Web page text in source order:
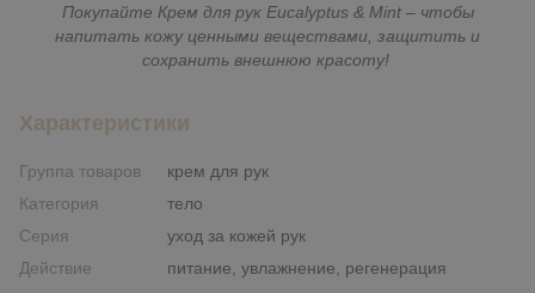
Покупайте Крем для рук Eucalyptus & Mint – чтобы
напитать кожу ценными веществами, защитить и
сохранить внешнюю красоту!
Характеристики
Группа товаров
крем для рук
Категория
тело
Серия
уход за кожей рук
Действие
питание, увлажнение, регенерация